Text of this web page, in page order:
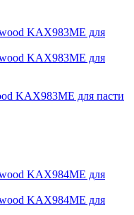
KAX983ME для пасти